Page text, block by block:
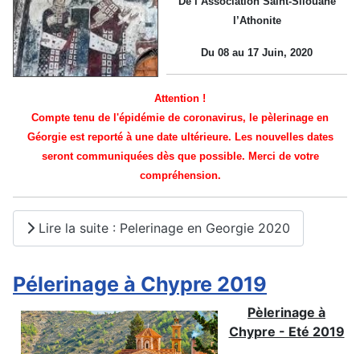
l’Athonite
Du 08 au 17 Juin, 2020
Attention !
Compte tenu de l'épidémie de coronavirus, le pèlerinage en
Géorgie est reporté à une date ultérieure. Les nouvelles dates
seront communiquées dès que possible. Merci de votre
compréhension.
Lire la suite : Pelerinage en Georgie 2020
Pélerinage à Chypre 2019
Pèlerinage à
Chypre - Eté 2019